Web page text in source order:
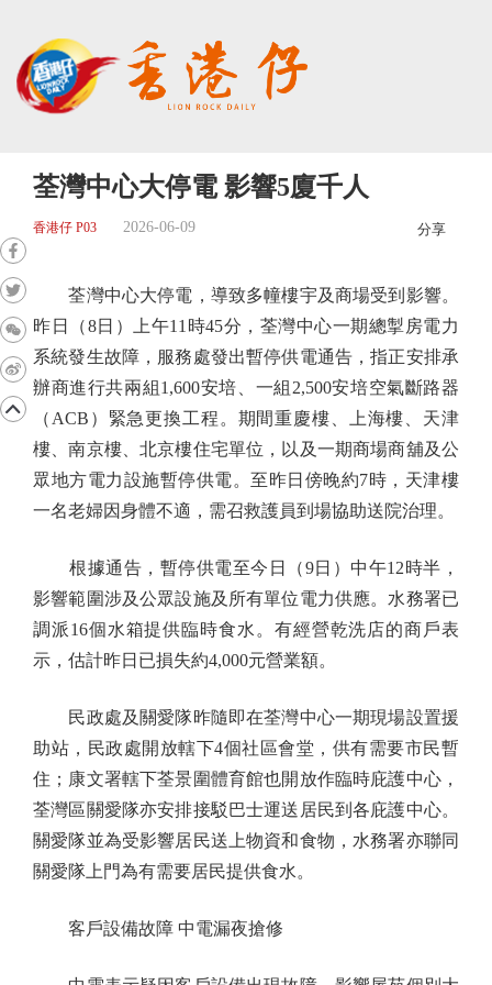
荃灣中心大停電 影響5廈千人
香港仔 P03 2026-06-09 分享
荃灣中心大停電，導致多幢樓宇及商場受到影響。
昨日（8日）上午11時45分，荃灣中心一期總掣房電力
系統發生故障，服務處發出暫停供電通告，指正安排承
辦商進行共兩組1,600安培、一組2,500安培空氣斷路器
（ACB）緊急更換工程。期間重慶樓、上海樓、天津
樓、南京樓、北京樓住宅單位，以及一期商場商舖及公
眾地方電力設施暫停供電。至昨日傍晚約7時，天津樓
一名老婦因身體不適，需召救護員到場協助送院治理。
根據通告，暫停供電至今日（9日）中午12時半，
影響範圍涉及公眾設施及所有單位電力供應。水務署已
調派16個水箱提供臨時食水。有經營乾洗店的商戶表
示，估計昨日已損失約4,000元營業額。
民政處及關愛隊昨隨即在荃灣中心一期現場設置援
助站，民政處開放轄下4個社區會堂，供有需要市民暫
住；康文署轄下荃景圍體育館也開放作臨時庇護中心，
荃灣區關愛隊亦安排接駁巴士運送居民到各庇護中心。
關愛隊並為受影響居民送上物資和食物，水務署亦聯同
關愛隊上門為有需要居民提供食水。
客戶設備故障 中電漏夜搶修